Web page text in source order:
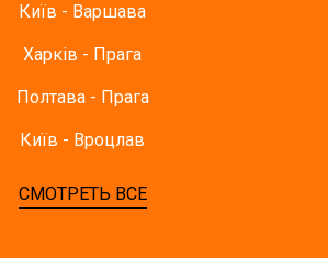
Київ - Варшава
Харків - Прага
Полтава - Прага
Київ - Вроцлав
СМОТРЕТЬ ВСЕ